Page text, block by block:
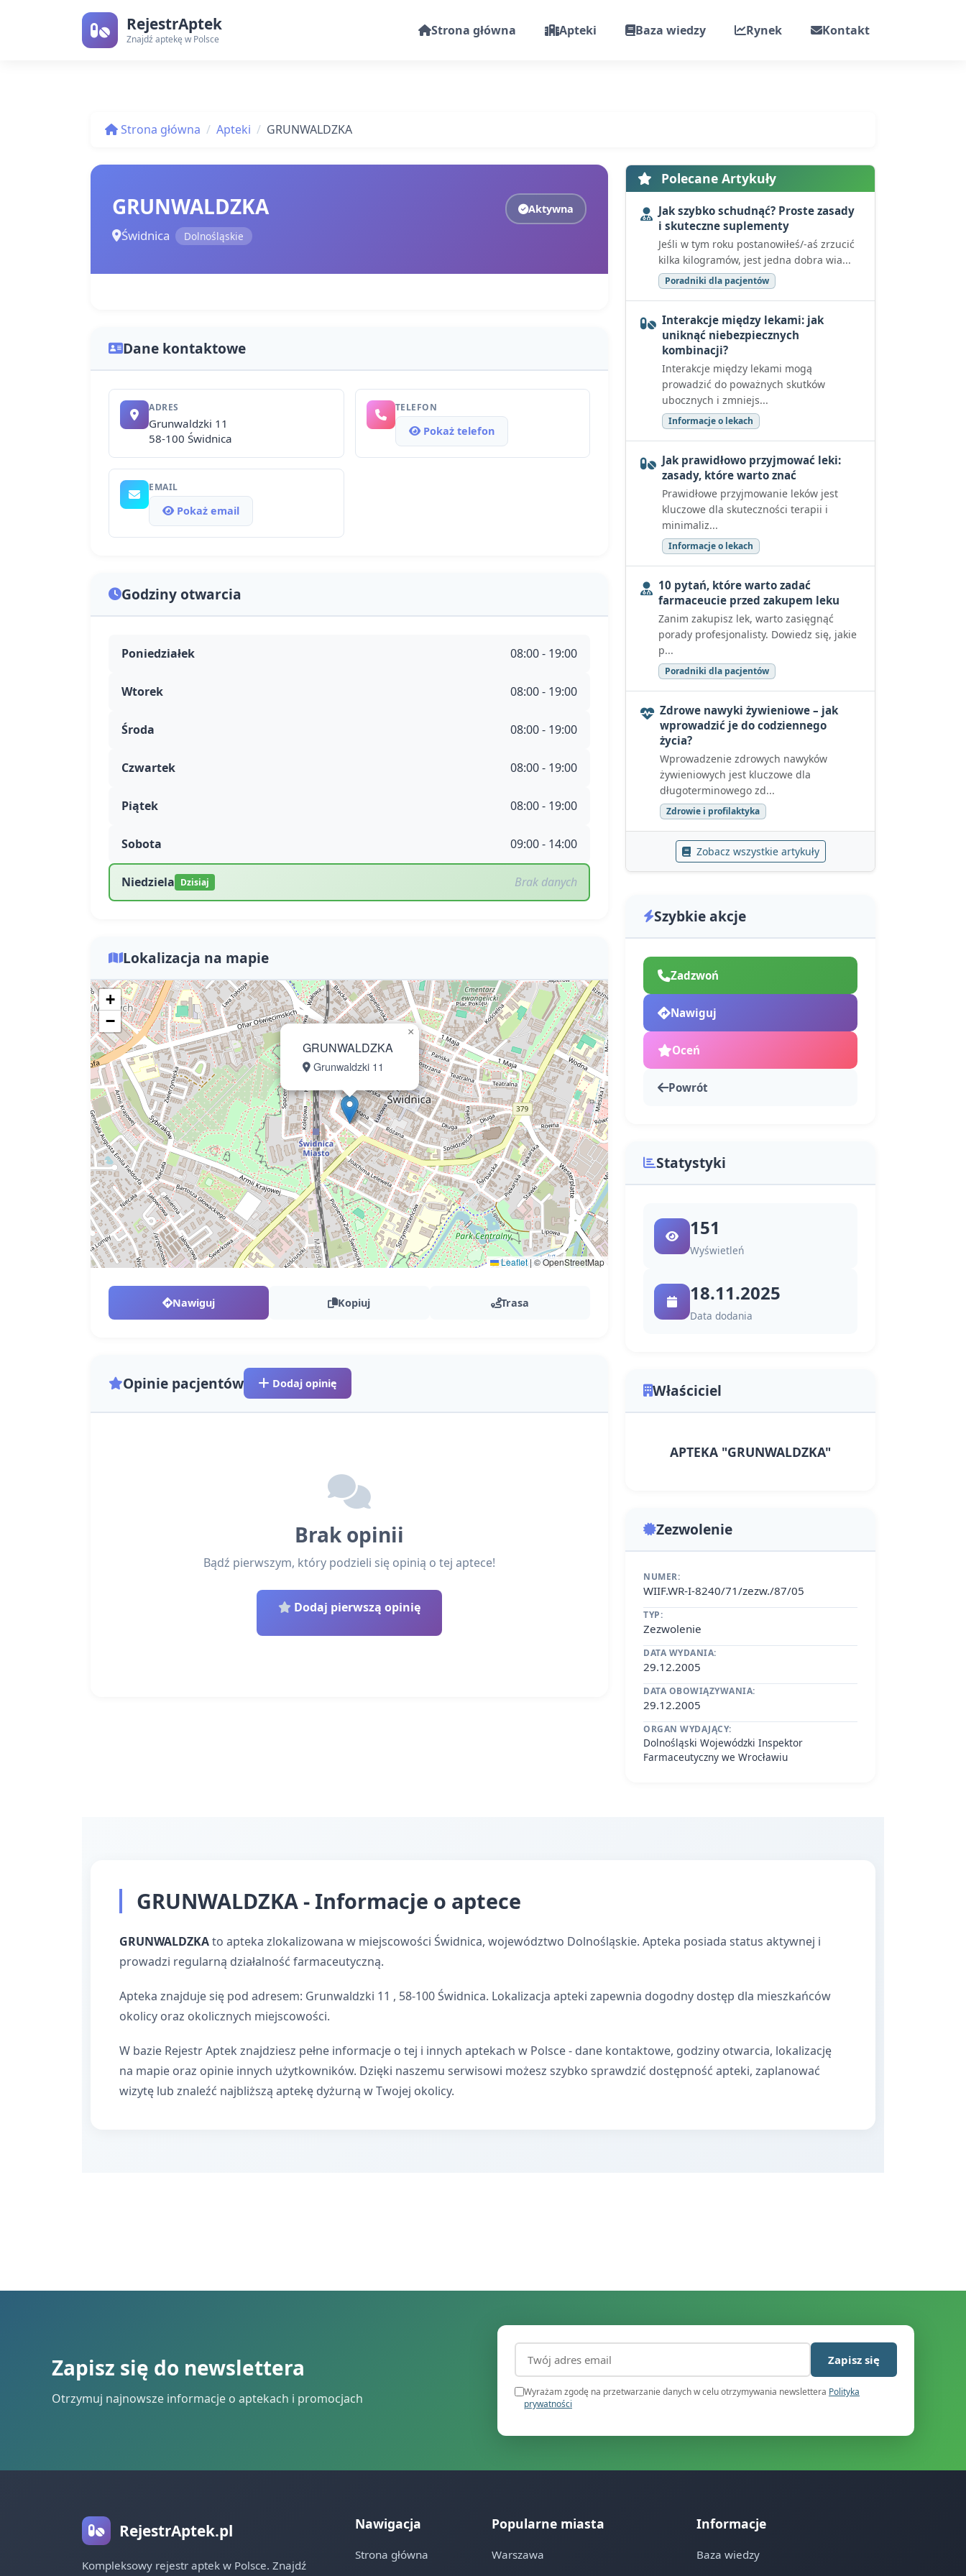
RejestrAptek
Znajdź aptekę w Polsce
Strona główna Apteki Baza wiedzy Rynek Kontakt
Strona główna Apteki GRUNWALDZKA
GRUNWALDZKA
Świdnica Dolnośląskie
Aktywna
Dane kontaktowe
ADRES
Grunwaldzki 11
58-100 Świdnica
TELEFON
Pokaż telefon
EMAIL
Pokaż email
Godziny otwarcia
Poniedziałek 08:00 - 19:00
Wtorek 08:00 - 19:00
Środa 08:00 - 19:00
Czwartek 08:00 - 19:00
Piątek 08:00 - 19:00
Sobota 09:00 - 14:00
Niedziela Dzisiaj Brak danych
Lokalizacja na mapie
GRUNWALDZKA
Grunwaldzki 11
×
+
−
Leaflet |© OpenStreetMap
Nawiguj Kopiuj Trasa
Opinie pacjentów Dodaj opinię
Brak opinii
Bądź pierwszym, który podzieli się opinią o tej aptece!
Dodaj pierwszą opinię
Polecane Artykuły
Jak szybko schudnąć? Proste zasady
i skuteczne suplementy
Jeśli w tym roku postanowiłeś/-aś zrzucić
kilka kilogramów, jest jedna dobra wia...
Poradniki dla pacjentów
Interakcje między lekami: jak
uniknąć niebezpiecznych
kombinacji?
Interakcje między lekami mogą
prowadzić do poważnych skutków
ubocznych i zmniejs...
Informacje o lekach
Jak prawidłowo przyjmować leki:
zasady, które warto znać
Prawidłowe przyjmowanie leków jest
kluczowe dla skuteczności terapii i
minimaliz...
Informacje o lekach
10 pytań, które warto zadać
farmaceucie przed zakupem leku
Zanim zakupisz lek, warto zasięgnąć
porady profesjonalisty. Dowiedz się, jakie
p...
Poradniki dla pacjentów
Zdrowe nawyki żywieniowe – jak
wprowadzić je do codziennego
życia?
Wprowadzenie zdrowych nawyków
żywieniowych jest kluczowe dla
długoterminowego zd...
Zdrowie i profilaktyka
Zobacz wszystkie artykuły
Szybkie akcje
Zadzwoń
Nawiguj
Oceń
Powrót
Statystyki
151
Wyświetleń
18.11.2025
Data dodania
Właściciel
APTEKA "GRUNWALDZKA"
Zezwolenie
NUMER:
WIIF.WR-I-8240/71/zezw./87/05
TYP:
Zezwolenie
DATA WYDANIA:
29.12.2005
DATA OBOWIĄZYWANIA:
29.12.2005
ORGAN WYDAJĄCY:
Dolnośląski Wojewódzki Inspektor
Farmaceutyczny we Wrocławiu
GRUNWALDZKA - Informacje o aptece
GRUNWALDZKAto apteka zlokalizowana w miejscowości Świdnica, województwo Dolnośląskie. Apteka posiada status aktywnej i
prowadzi regularną działalność farmaceutyczną.
Apteka znajduje się pod adresem: Grunwaldzki 11 , 58-100 Świdnica. Lokalizacja apteki zapewnia dogodny dostęp dla mieszkańców
okolicy oraz okolicznych miejscowości.
W bazie Rejestr Aptek znajdziesz pełne informacje o tej i innych aptekach w Polsce - dane kontaktowe, godziny otwarcia, lokalizację
na mapie oraz opinie innych użytkowników. Dzięki naszemu serwisowi możesz szybko sprawdzić dostępność apteki, zaplanować
wizytę lub znaleźć najbliższą aptekę dyżurną w Twojej okolicy.
Zapisz się do newslettera
Otrzymuj najnowsze informacje o aptekach i promocjach
Adres email (wymagany)
Zapisz się
Wyrażam zgodę na przetwarzanie danych w celu otrzymywania newslettera Polityka
prywatności
RejestrAptek.pl
Kompleksowy rejestr aptek w Polsce. Znajdź
Nawigacja
Strona główna
Popularne miasta
Warszawa
Informacje
Baza wiedzy